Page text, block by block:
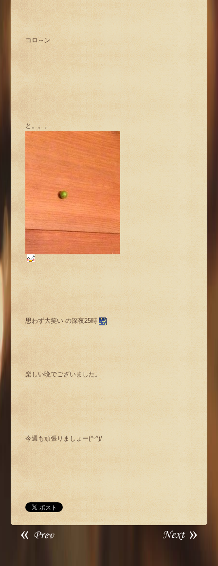
コロ～ン
と。。。
思わず大笑い の深夜25時
楽しい晩でございました。
今週も頑張りましょー(^-^)/